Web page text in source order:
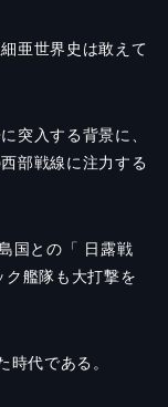
亜世界史は敢えて
突入する背景に、
部戦線に注力する
国との「 日露戦
ク艦隊も大打撃を
時代である。